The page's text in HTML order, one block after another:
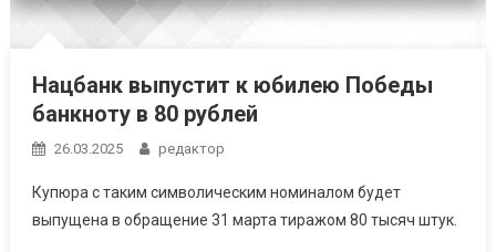
Нацбанк выпустит к юбилею Победы
банкноту в 80 рублей
26.03.2025 редактор
Купюра с таким символическим номиналом будет
выпущена в обращение 31 марта тиражом 80 тысяч штук.